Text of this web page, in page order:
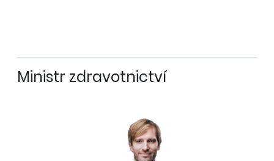
Ministr zdravotnictví